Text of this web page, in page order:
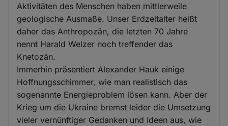
Aktivitäten des Menschen haben mittlerweile
geologische Ausmaße. Unser Erdzeitalter heißt
daher das Anthropozän, die letzten 70 Jahre
nennt Harald Welzer noch treffender das
Knetozän.
Immerhin präsentiert Alexander Hauk einige
Hoffnungsschimmer, wie man realistisch das
sogenannte Energieproblem lösen kann. Aber der
Krieg um die Ukraine bremst leider die Umsetzung
vieler vernünftiger Gedanken und Ideen aus, wie